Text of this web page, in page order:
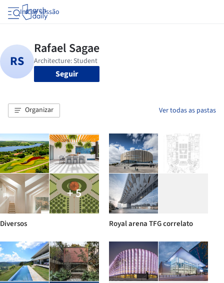
Iniciar sessão
Seguir
Organizar Ver todas as pastas
+ 5
Diversos Royal arena TFG correlato